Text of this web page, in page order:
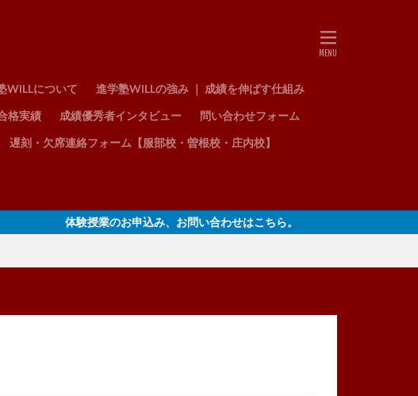
WILLについて
進学塾WILLの強み ｜ 成績を伸ばす仕組み
格実績 成績優秀者インタビュー
問い合わせフォーム
遅刻・欠席連絡フォーム【服部校・曽根校・庄内校】
体験授業のお申込み、お問い合わせはこちら。